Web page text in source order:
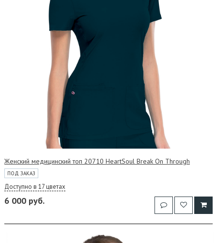
Женский медицинский топ 20710 HeartSoul Break On Through
ПОД ЗАКАЗ
Доступно в 17 цветах
6 000 руб.